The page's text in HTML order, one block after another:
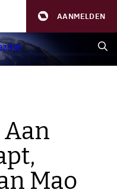
AANMELDEN
Aan
Mao